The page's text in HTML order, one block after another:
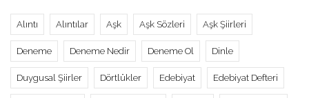
Alıntı Alıntılar Aşk Aşk Sözleri Aşk Şiirleri
Deneme Deneme Nedir Deneme Ol Dinle
Duygusal Şiirler Dörtlükler Edebiyat Edebiyat Defteri